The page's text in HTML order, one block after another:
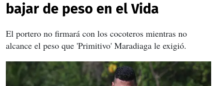
bajar de peso en el Vida
El portero no firmará con los cocoteros mientras no
alcance el peso que 'Primitivo' Maradiaga le exigió.